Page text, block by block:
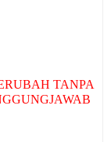
TANPA